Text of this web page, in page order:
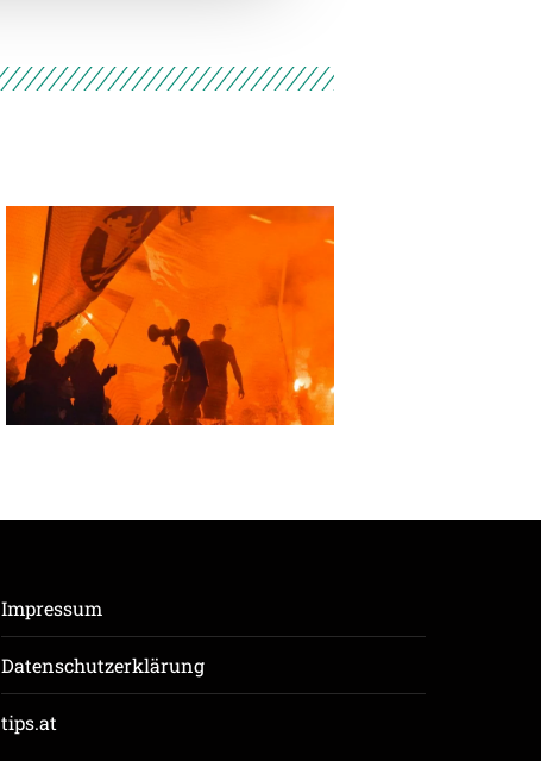
Impressum
Datenschutzerklärung
tips.at